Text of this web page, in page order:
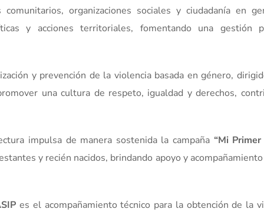
organizaciones sociales y ciudadanía en
y acciones territoriales, fomentando una gestión
y prevención de la violencia basada en género,
una cultura de respeto, igualdad y derechos,
impulsa de manera sostenida la campaña “Mi
y recién nacidos, brindando apoyo y
es el acompañamiento técnico para la obtención de la